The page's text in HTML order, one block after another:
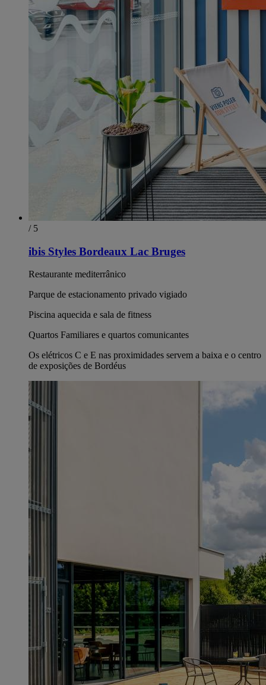
/ 5
ibis Styles Bordeaux Lac Bruges
Restaurante mediterrânico
Parque de estacionamento privado vigiado
Piscina aquecida e sala de fitness
Quartos Familiares e quartos comunicantes
Os elétricos C e E nas proximidades servem a baixa e o centro
de exposições de Bordéus